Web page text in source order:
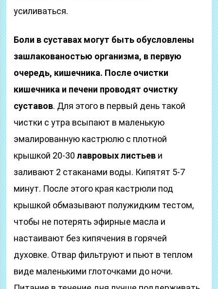
усиливаться.
Боли в суставах могут быть обусловлены
зашлакованостью организма, в первую
очередь, кишечника. После очистки
кишечника и печени проводят очистку
суставов. Для этого в первый день такой
чистки с утра всыпают в маленькую
эмалированную кастрюлю с плотной
крышкой 20-30лавровых листьев и
заливают 2 стаканами воды. Кипятят 5-7
минут. После этого края кастрюли под
крышкой обмазывают полужидким тестом,
чтобы не потерять эфирные масла и
настаивают без кипячения в горячей
духовке. Отвар фильтруют и пьют в теплом
виде маленькими глоточками до ночи.